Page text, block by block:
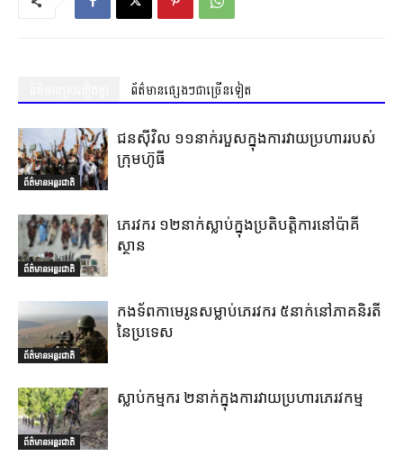
ព័ត៌មានផ្សេងៗជាច្រើនទៀត
ព័ត៌មានអន្តរជាតិ
ជនស៊ីវិល ១១នាក់របួសក្នុងការវាយប្រហាររបស់
ក្រុមហ៊ូធី
ព័ត៌មានអន្តរជាតិ
ភេរវករ ១២នាក់ស្លាប់ក្នុងប្រតិបត្តិការនៅប៉ាគី
ស្ថាន
ព័ត៌មានអន្តរជាតិ
កងទ័ពកាមេរូនសម្លាប់ភេរវករ ៥នាក់នៅភាគនិរតី
នៃប្រទេស
ព័ត៌មានអន្តរជាតិ
ស្លាប់កម្មករ ២នាក់ក្នុងការវាយប្រហារភេរវកម្ម